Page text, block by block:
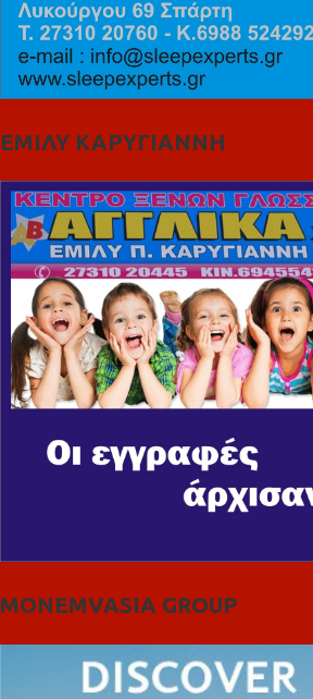
ΕΜΙΛΥ ΚΑΡΥΓΙΑΝΝΗ
MONEMVASIA GROUP